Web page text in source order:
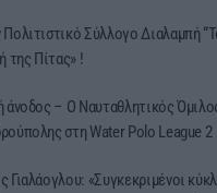
Σύλλογο Διαλαμπή
της Πίτας» !
άνοδος – Ο Ναυταθλητικός
στη Water Polo League 2
Γιαλάογλου: «Συγκεκριμένοι